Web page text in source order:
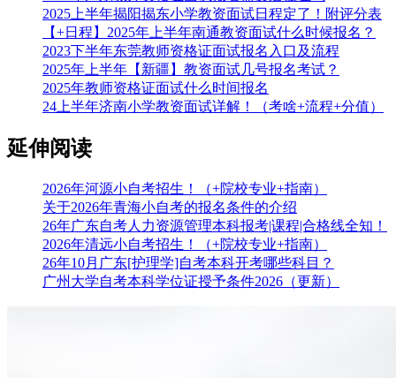
2025上半年揭阳揭东小学教资面试日程定了！附评分表
【+日程】2025年上半年南通教资面试什么时候报名？
2023下半年东莞教师资格证面试报名入口及流程
2025年上半年【新疆】教资面试几号报名考试？
2025年教师资格证面试什么时间报名
24上半年济南小学教资面试详解！（考啥+流程+分值）
延伸阅读
2026年河源小自考招生！（+院校专业+指南）
关于2026年青海小自考的报名条件的介绍
26年广东自考人力资源管理本科报考|课程|合格线全知！
2026年清远小自考招生！（+院校专业+指南）
26年10月广东[护理学]自考本科开考哪些科目？
广州大学自考本科学位证授予条件2026（更新）